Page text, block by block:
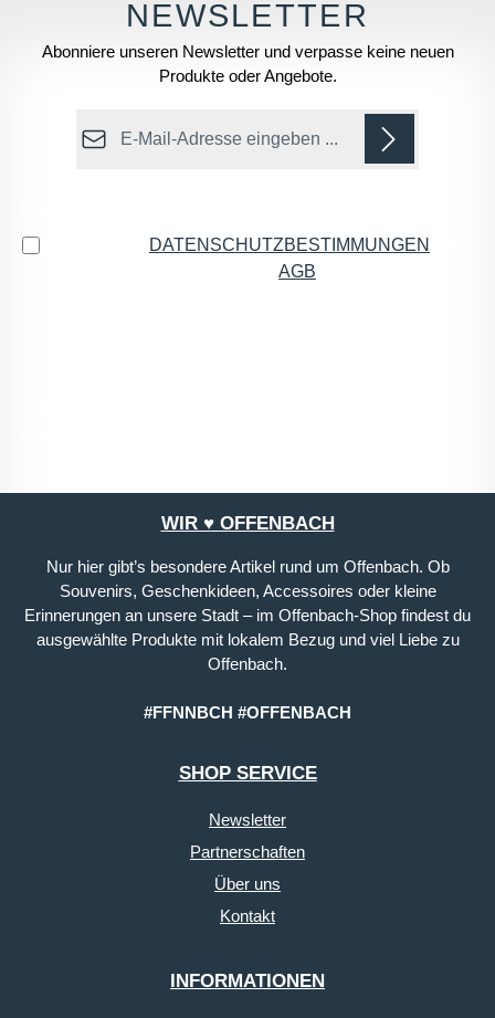
Abonniere unseren Newsletter und verpasse keine neuen
Produkte oder Angebote.
E-Mail-Adresse*
DATENSCHUTZBESTIMMUNGEN
AGB
WIR ♥ OFFENBACH
Nur hier gibt’s besondere Artikel rund um Offenbach. Ob
Souvenirs, Geschenkideen, Accessoires oder kleine
Erinnerungen an unsere Stadt – im Offenbach-Shop findest du
ausgewählte Produkte mit lokalem Bezug und viel Liebe zu
Offenbach.
#FFNNBCH #OFFENBACH
SHOP SERVICE
Newsletter
Partnerschaften
Über uns
Kontakt
INFORMATIONEN